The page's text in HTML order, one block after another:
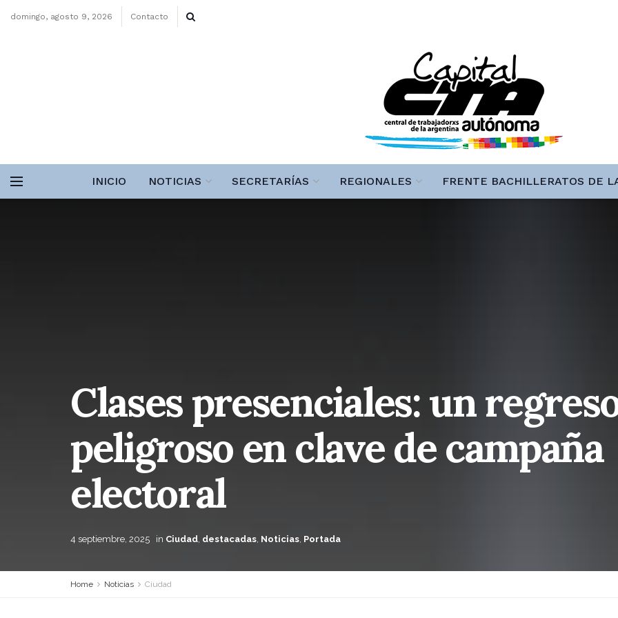
domingo, agosto 9, 2026 Contacto
INICIO NOTICIAS SECRETARÍAS REGIONALES FRENTE BACHILLERATOS DE
Clases presenciales: un
peligroso en clave de campaña
electoral
4 septiembre, 2025 in Ciudad, destacadas, Noticias, Portada
Home Noticias Ciudad